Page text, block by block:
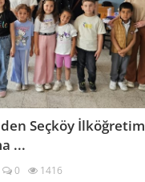
Seçköy İlköğretim
...
0 1416